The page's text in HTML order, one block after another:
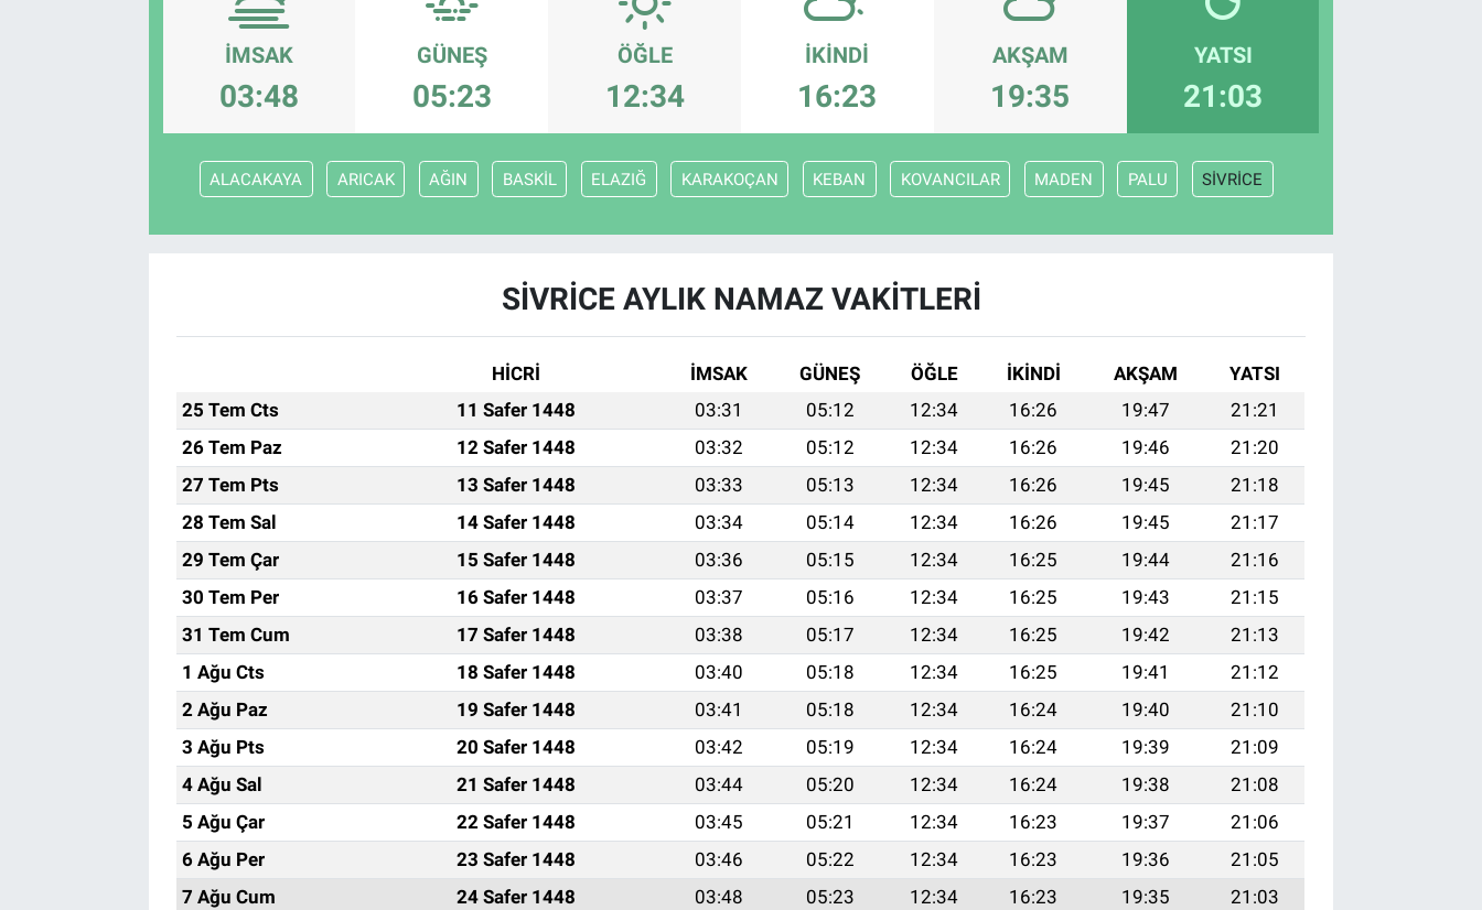
İMSAK
03:48
GÜNEŞ
05:23
ÖĞLE
12:34
İKINDI
16:23
AKŞAM
19:35
YATSI
21:03
ALACAKAYA ARICAK AĞIN BASKİL ELAZIĞ KARAKOÇAN KEBAN KOVANCILAR MADEN PALU SİVRİCE
SİVRİCE AYLIK NAMAZ VAKITLERI
HİCRİ İMSAK GÜNEŞ ÖĞLE İKINDI AKŞAM
YATSI
25 Tem Cts
11 Safer 1448 03:31 05:12 12:34 16:26 19:47
21:21
26 Tem Paz
12 Safer 1448 03:32 05:12 12:34 16:26 19:46
21:20
27 Tem Pts
13 Safer 1448 03:33 05:13 12:34 16:26 19:45
21:18
28 Tem Sal
14 Safer 1448 03:34 05:14 12:34 16:26 19:45
21:17
29 Tem Çar
15 Safer 1448 03:36 05:15 12:34 16:25 19:44
21:16
30 Tem Per
16 Safer 1448 03:37 05:16 12:34 16:25 19:43
21:15
31 Tem Cum
17 Safer 1448 03:38 05:17 12:34 16:25 19:42
21:13
1 Ağu Cts
18 Safer 1448 03:40 05:18 12:34 16:25 19:41
21:12
2 Ağu Paz
19 Safer 1448 03:41 05:18 12:34 16:24 19:40
21:10
3 Ağu Pts
20 Safer 1448 03:42 05:19 12:34 16:24 19:39
21:09
4 Ağu Sal
21 Safer 1448 03:44 05:20 12:34 16:24 19:38
21:08
5 Ağu Çar
22 Safer 1448 03:45 05:21 12:34 16:23 19:37
21:06
6 Ağu Per
23 Safer 1448 03:46 05:22 12:34 16:23 19:36
21:05
7 Ağu Cum
24 Safer 1448 03:48 05:23 12:34 16:23 19:35
21:03
Şambayat Haber